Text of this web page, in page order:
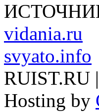
vidania.ru
svyato.info
RUIST.RU
Hosting by